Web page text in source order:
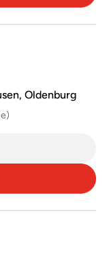
Oldenburg